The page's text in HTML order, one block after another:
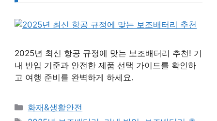
2025년 최신 항공 규정에 맞는 보조배터리 추천! 기
내 반입 기준과 안전한 제품 선택 가이드를 확인하
고 여행 준비를 완벽하게 하세요.
카
테
화재&생활안전